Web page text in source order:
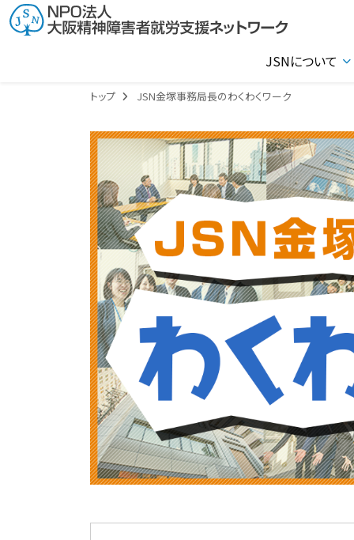
JSNについて
トップ JSN金塚事務局長のわくわくワーク